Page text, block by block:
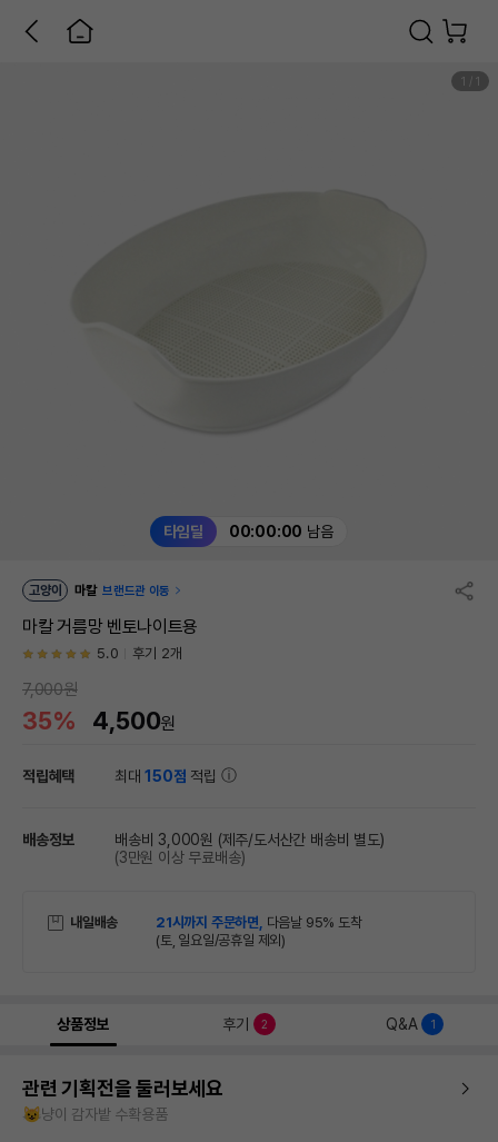
타임딜 00:00:00 남음
1 1
고양이 마칼 브랜드관 이동
마칼 거름망 벤토나이트용
5.0 후기 2개
7,000원
35% 4,500원
적립혜택 최대150점 적립
배송정보 배송비 3,000원 (제주/도서산간 배송비 별도)
(3만원 이상 무료배송)
내일배송 21시까지 주문하면, 다음날 95% 도착
(토, 일요일/공휴일 제외)
상품정보 후기 2 Q&A 1
관련 기획전을 둘러보세요
😺냥이 감자밭 수확용품